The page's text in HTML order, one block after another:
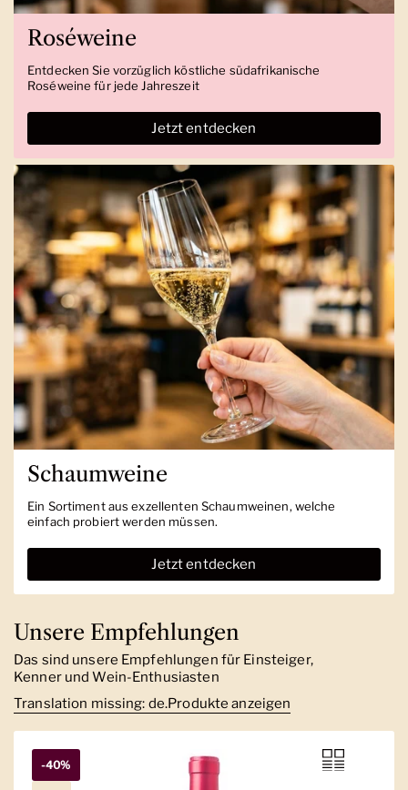
Roséweine
Entdecken Sie vorzüglich köstliche südafrikanische
Roséweine für jede Jahreszeit
Jetzt entdecken
Schaumweine
Ein Sortiment aus exzellenten Schaumweinen, welche
einfach probiert werden müssen.
Jetzt entdecken
Unsere Empfehlungen
Das sind unsere Empfehlungen für Einsteiger,
Kenner und Wein-Enthusiasten
Translation missing: de.Produkte anzeigen
-40%